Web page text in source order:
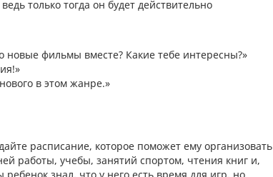
только тогда он будет действительно
фильмы вместе? Какие тебе интересны?»
в этом жанре.»
расписание, которое поможет ему организовать
работы, учебы, занятий спортом, чтения книг и,